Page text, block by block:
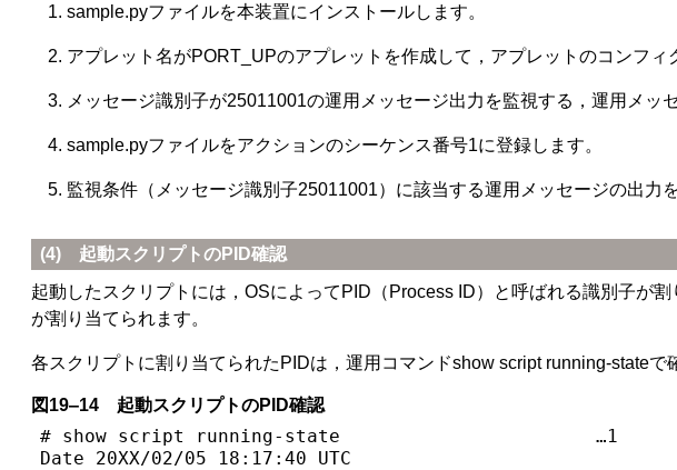
sample.pyファイルを本装置にインストールします。
アプレット名がPORT_UPのアプレットを作成して，アプレットのコンフィ
メッセージ識別子が25011001の運用メッセージ出力を監視する，運用メッ
sample.pyファイルをアクションのシーケンス番号1に登録します。
監視条件（メッセージ識別子25011001）に該当する運用メッセージの出力
(4) 起動スクリプトのPID確認
起動したスクリプトには，OSによってPID（Process ID）と呼ばれる識別子が
が割り当てられます。
各スクリプトに割り当てられたPIDは，運用コマンドshow script running-state
図19‒14 起動スクリプトのPID確認
# show script running-state                       …1
Date 20XX/02/05 18:17:40 UTC